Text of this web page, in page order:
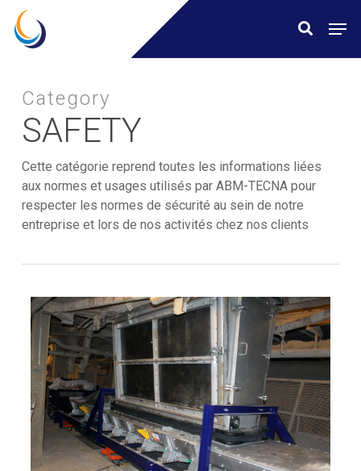
Skip
content
search
Category
SAFETY
Cette catégorie reprend toutes les informations liées
aux normes et usages utilisés par ABM-TECNA pour
respecter les normes de sécurité au sein de notre
entreprise et lors de nos activités chez nos clients